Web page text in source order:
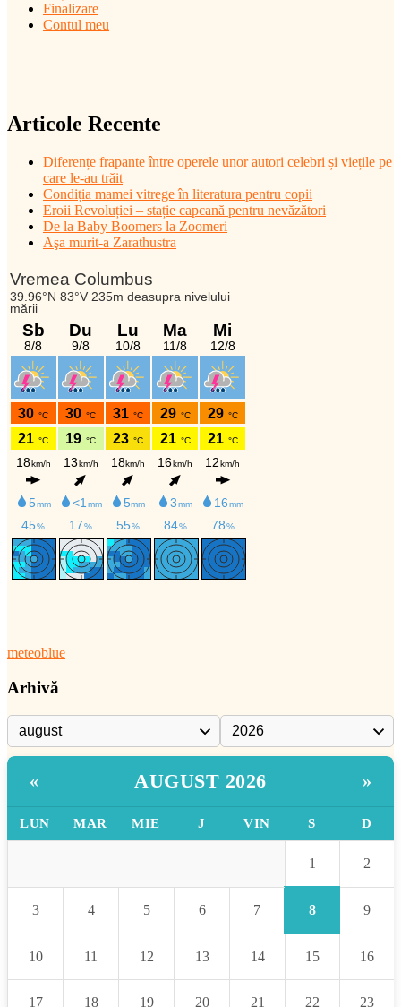
Finalizare
Contul meu
Articole Recente
Diferențe frapante între operele unor autori celebri și viețile pe
care le-au trăit
Condiția mamei vitrege în literatura pentru copii
Eroii Revoluției – stație capcană pentru nevăzători
De la Baby Boomers la Zoomeri
Aşa murit-a Zarathustra
meteoblue
Arhivă
« AUGUST 2026 »
LUN MAR MIE J VIN S D
1 2
3 4 5 6 7 8 9
10 11 12 13 14 15 16
17 18 19 20 21 22 23